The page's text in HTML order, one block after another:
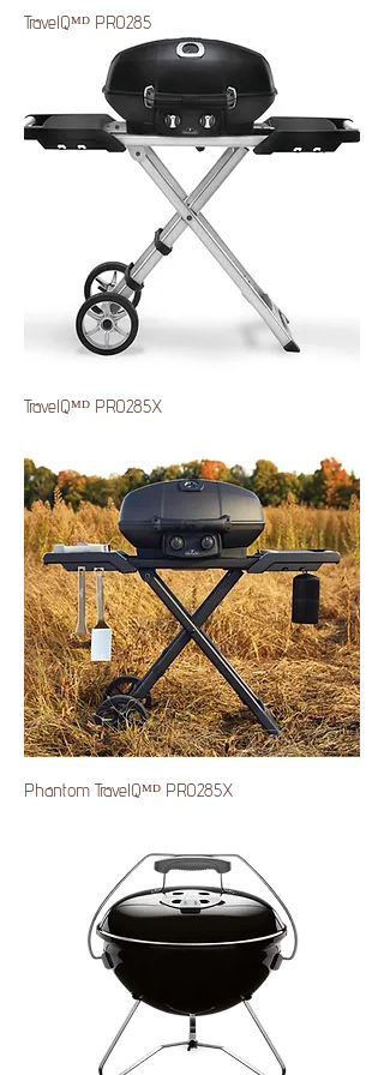
TravelQᴹᴰ PRO285
TravelQᴹᴰ PRO285X
Phantom TravelQᴹᴰ PRO285X